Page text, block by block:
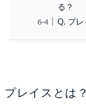
る？
Q. プ
プレイスとは